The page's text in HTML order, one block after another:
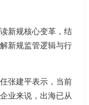
新规核心变革，结
新规监管逻辑与行
张建平表示，当前
业来说，出海已从